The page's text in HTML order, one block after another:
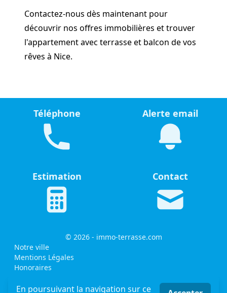
Contactez-nous dès maintenant pour
découvrir nos offres immobilières et trouver
l'appartement avec terrasse et balcon de vos
rêves à Nice.
Téléphone Alerte email
Estimation Contact
© 2026 - immo-terrasse.com
Notre ville
Mentions Légales
Honoraires
immobilier
En poursuivant la navigation sur ce